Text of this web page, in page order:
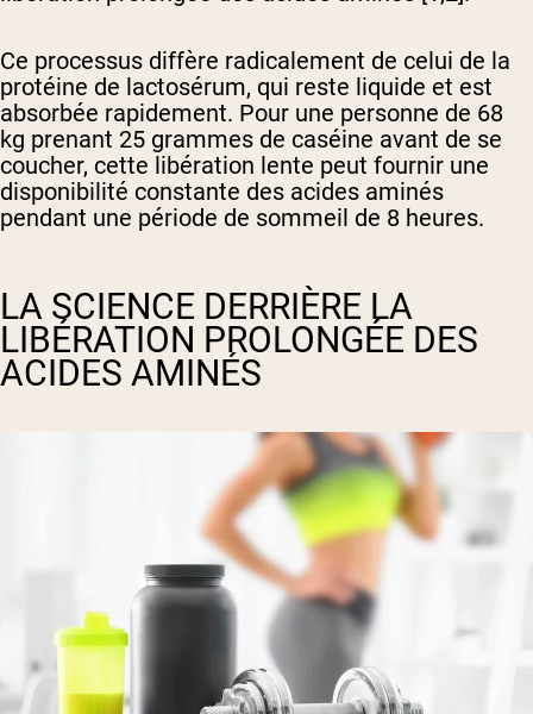
Ce processus diffère radicalement de celui de la
protéine de lactosérum, qui reste liquide et est
absorbée rapidement. Pour une personne de 68
kg prenant 25 grammes de caséine avant de se
coucher, cette libération lente peut fournir une
disponibilité constante des acides aminés
pendant une période de sommeil de 8 heures.
LA SCIENCE DERRIÈRE LA
LIBÉRATION PROLONGÉE DES
ACIDES AMINÉS